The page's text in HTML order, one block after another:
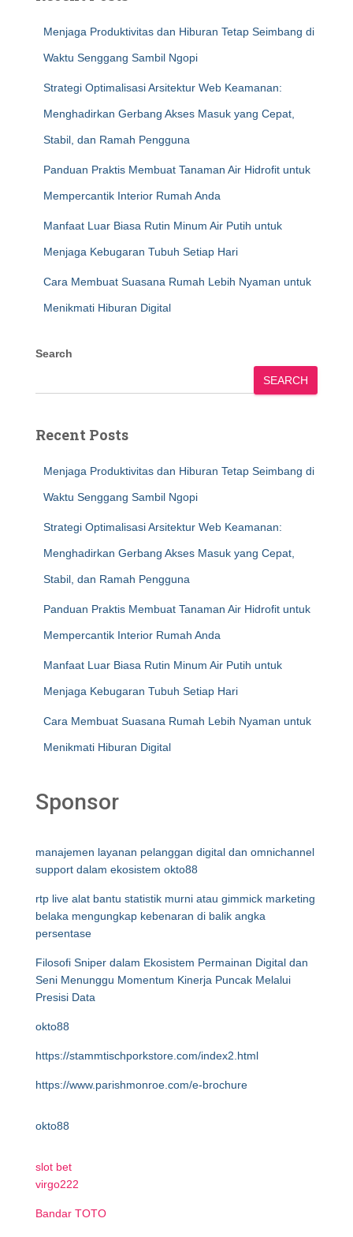
Menjaga Produktivitas dan Hiburan Tetap Seimbang di
Waktu Senggang Sambil Ngopi
Strategi Optimalisasi Arsitektur Web Keamanan:
Menghadirkan Gerbang Akses Masuk yang Cepat,
Stabil, dan Ramah Pengguna
Panduan Praktis Membuat Tanaman Air Hidrofit untuk
Mempercantik Interior Rumah Anda
Manfaat Luar Biasa Rutin Minum Air Putih untuk
Menjaga Kebugaran Tubuh Setiap Hari
Cara Membuat Suasana Rumah Lebih Nyaman untuk
Menikmati Hiburan Digital
Search
SEARCH
Recent Posts
Menjaga Produktivitas dan Hiburan Tetap Seimbang di
Waktu Senggang Sambil Ngopi
Strategi Optimalisasi Arsitektur Web Keamanan:
Menghadirkan Gerbang Akses Masuk yang Cepat,
Stabil, dan Ramah Pengguna
Panduan Praktis Membuat Tanaman Air Hidrofit untuk
Mempercantik Interior Rumah Anda
Manfaat Luar Biasa Rutin Minum Air Putih untuk
Menjaga Kebugaran Tubuh Setiap Hari
Cara Membuat Suasana Rumah Lebih Nyaman untuk
Menikmati Hiburan Digital
Sponsor
manajemen layanan pelanggan digital dan omnichannel
support dalam ekosistem okto88
rtp live alat bantu statistik murni atau gimmick marketing
belaka mengungkap kebenaran di balik angka
persentase
Filosofi Sniper dalam Ekosistem Permainan Digital dan
Seni Menunggu Momentum Kinerja Puncak Melalui
Presisi Data
okto88
https://stammtischporkstore.com/index2.html
https://www.parishmonroe.com/e-brochure
okto88
slot bet
virgo222
Bandar TOTO